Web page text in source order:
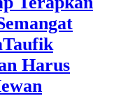
Taufik
Harus